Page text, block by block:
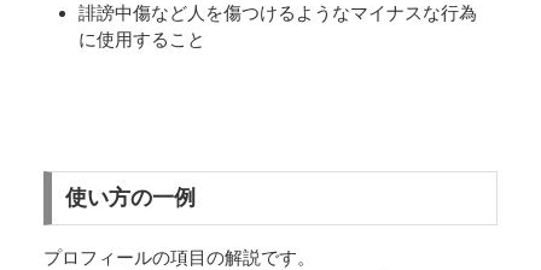
誹謗中傷など人を傷つけるようなマイナスな行為
に使用すること
使い方の一例
プロフィールの項目の解説です。